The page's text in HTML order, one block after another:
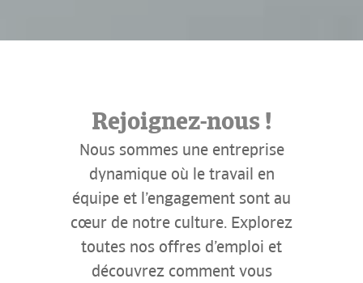
Rejoignez-nous !
Nous sommes une entreprise
dynamique où le travail en
équipe et l’engagement sont au
cœur de notre culture. Explorez
toutes nos offres d’emploi et
découvrez comment vous